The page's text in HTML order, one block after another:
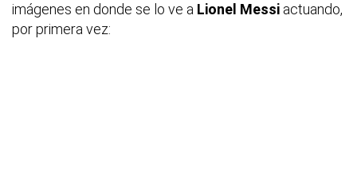
imágenes en donde se lo ve a Lionel Messi actuando,
por primera vez: